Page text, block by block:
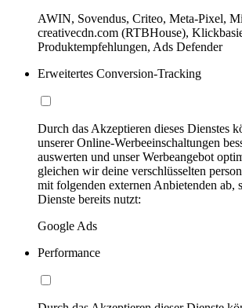
AWIN, Sovendus, Criteo, Meta-Pixel,
creativecdn.com (RTBHouse),
Produktempfehlungen, Ads Defender
Erweitertes Conversion-Tracking
Durch das Akzeptieren dieses Dienstes
unserer Online-Werbeeinschaltungen
auswerten und unser Werbeangebot
gleichen wir deine verschlüsselten
mit folgenden externen Anbietenden ab,
Dienste bereits nutzt:
Google Ads
Performance